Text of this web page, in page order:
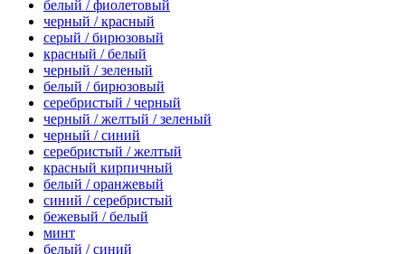
белый / фиолетовый
черный / красный
серый / бирюзовый
красный / белый
черный / зеленый
белый / бирюзовый
серебристый / черный
черный / желтый / зеленый
черный / синий
серебристый / желтый
красный кирпичный
белый / оранжевый
синий / серебристый
бежевый / белый
минт
белый / синий